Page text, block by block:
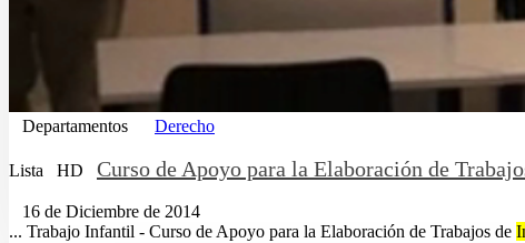
Departamentos Derecho
Lista HD Curso de Apoyo para la Elaboración de
16 de Diciembre de 2014
... Trabajo Infantil - Curso de Apoyo para la Elaboración de Trabajos de